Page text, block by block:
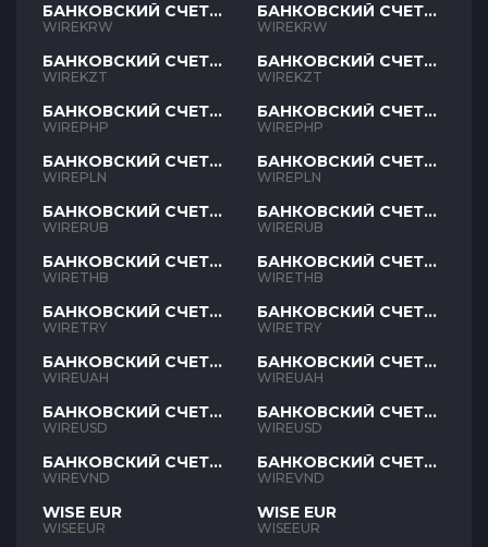
БАНКОВСКИЙ СЧЕТ
KRW
WIREKRW
БАНКОВСКИЙ СЧЕТ
KZT
WIREKZT
БАНКОВСКИЙ СЧЕТ
PHP
WIREPHP
БАНКОВСКИЙ СЧЕТ
PLN
WIREPLN
БАНКОВСКИЙ СЧЕТ
RUB
WIRERUB
БАНКОВСКИЙ СЧЕТ
THB
WIRETHB
БАНКОВСКИЙ СЧЕТ
TRY
WIRETRY
БАНКОВСКИЙ СЧЕТ
UAH
WIREUAH
БАНКОВСКИЙ СЧЕТ
USD
WIREUSD
БАНКОВСКИЙ СЧЕТ
VND
WIREVND
WISE EUR
WISEEUR
БАНКОВСКИЙ СЧЕТ
KRW
WIREKRW
БАНКОВСКИЙ СЧЕТ
KZT
WIREKZT
БАНКОВСКИЙ СЧЕТ
PHP
WIREPHP
БАНКОВСКИЙ СЧЕТ
PLN
WIREPLN
БАНКОВСКИЙ СЧЕТ
RUB
WIRERUB
БАНКОВСКИЙ СЧЕТ
THB
WIRETHB
БАНКОВСКИЙ СЧЕТ
TRY
WIRETRY
БАНКОВСКИЙ СЧЕТ
UAH
WIREUAH
БАНКОВСКИЙ СЧЕТ
USD
WIREUSD
БАНКОВСКИЙ СЧЕТ
VND
WIREVND
WISE EUR
WISEEUR